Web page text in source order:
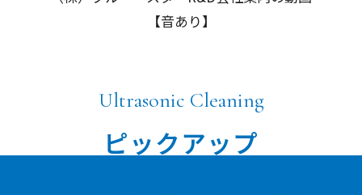
【音あり】
Ultrasonic Cleaning
ピックアップ